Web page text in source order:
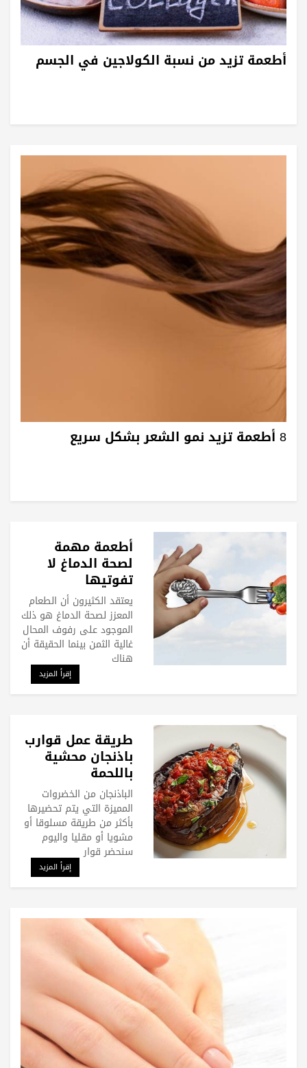
أطعمة تزيد من نسبة الكولاجين في الجسم
8 أطعمة تزيد نمو الشعر بشكل سريع
أطعمة مهمة
لصحة الدماغ لا
تفوتيها
يعتقد الكثيرون أن الطعام
المعزز لصحة الدماغ هو ذلك
الموجود على رفوف المحال
غالية الثمن بينما الحقيقة أن
هناك
إقرأ المزيد
طريقة عمل قوارب
باذنجان محشية
باللحمة
الباذنجان من الخضروات
المميزة التي يتم تحضيرها
بأكثر من طريقة مسلوقا أو
مشويا أو مقليا واليوم
سنحضر قوار
إقرأ المزيد